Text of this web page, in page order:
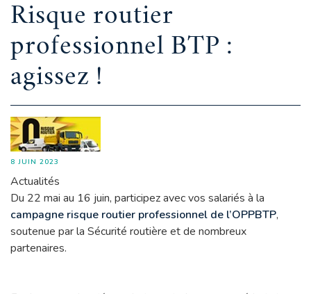
Risque routier
professionnel BTP :
agissez !
8 JUIN 2023
Actualités
Du 22 mai au 16 juin, participez avec vos salariés à la
campagne risque routier professionnel de l’OPPBTP,
soutenue par la Sécurité routière et de nombreux
partenaires.